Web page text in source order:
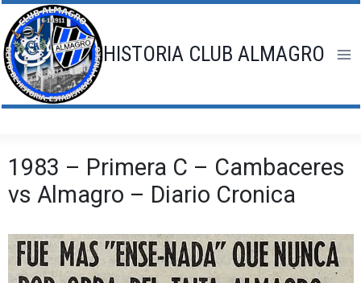
Saltar
al
contenido
HISTORIA CLUB ALMAGRO
1983 – Primera C – Cambaceres
vs Almagro – Diario Cronica